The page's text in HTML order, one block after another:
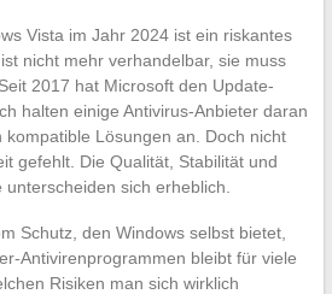
Vista im Jahr 2024 ist ein riskantes
nicht mehr verhandelbar, sie muss
2017 hat Microsoft den Update-
halten einige Antivirus-Anbieter daran
Lösungen an. Doch nicht
gefehlt. Die Qualität, Stabilität und
sich erheblich.
Schutz, den Windows selbst bietet,
Antivirenprogrammen bleibt für viele
Risiken man sich wirklich